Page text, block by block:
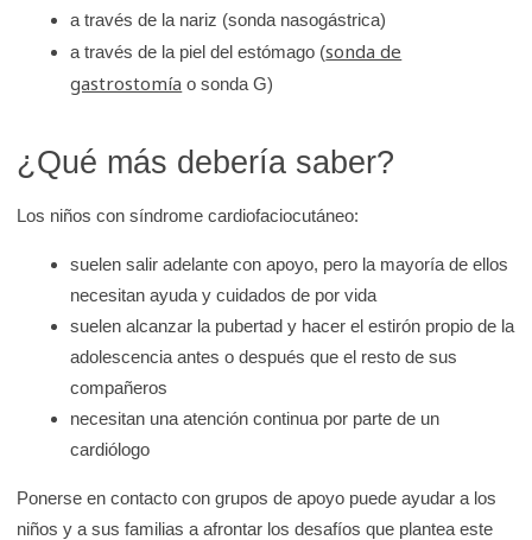
a través de la nariz (sonda nasogástrica)
a través de la piel del estómago (sonda de
gastrostomía o sonda G)
¿Qué más debería saber?
Los niños con síndrome cardiofaciocutáneo:
suelen salir adelante con apoyo, pero la mayoría de ellos
necesitan ayuda y cuidados de por vida
suelen alcanzar la pubertad y hacer el estirón propio de la
adolescencia antes o después que el resto de sus
compañeros
necesitan una atención continua por parte de un
cardiólogo
Ponerse en contacto con grupos de apoyo puede ayudar a los
niños y a sus familias a afrontar los desafíos que plantea este